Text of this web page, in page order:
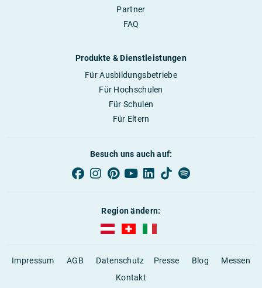
Partner
FAQ
Produkte & Dienstleistungen
Für Ausbildungsbetriebe
Für Hochschulen
Für Schulen
Für Eltern
Besuch uns auch auf:
Region ändern:
AUBI-plus Österreich (deutsch)
Impressum AGB Datenschutz Presse Blog
Messen
Kontakt